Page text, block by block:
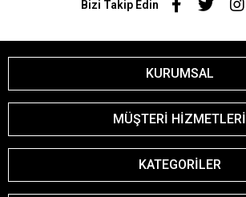
Bizi Takip Edin
KURUMSAL
MÜŞTERİ HİZMETLERİ
KATEGORİLER